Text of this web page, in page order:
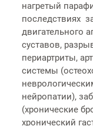
нагретый
последствиях
двигательного
суставов,
периартриты,
системы
нейропатии),
(хронические
хронический